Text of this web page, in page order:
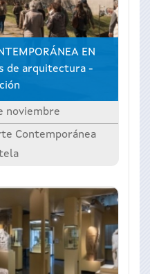
EN
de arquitectura -
noviembre
Contemporánea